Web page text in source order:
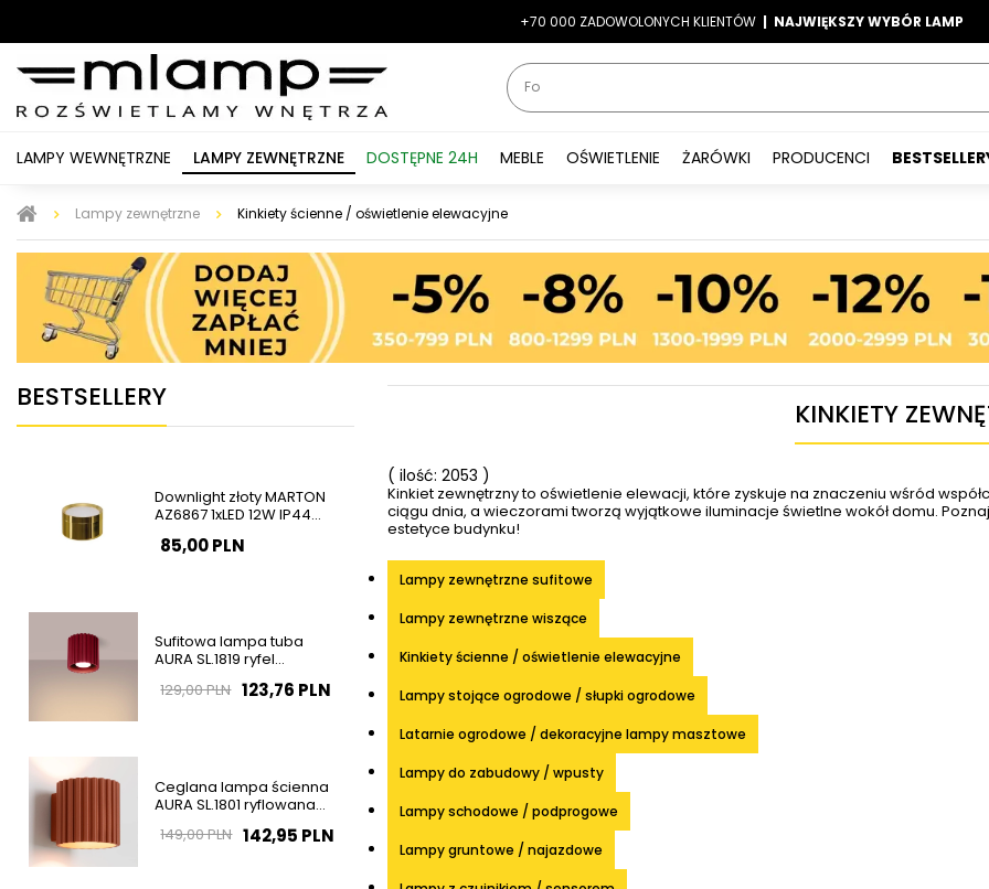
-7% LATO7
+70 000 ZADOWOLONYCH KLIENTÓW | NAJWIĘKSZY WYBÓR LAMP
| |
LAMPY WEWNĘTRZNE LAMPY ZEWNĘTRZNE DOSTĘPNE 24H MEBLE OŚWIETLENIE ŻARÓWKI PRODUCENCI
Lampy zewnętrzne Kinkiety ścienne / oświetlenie elewacyjne
BESTSELLERY
Downlight złoty MARTON
AZ6867 1xLED 12W IP44
85,00 PLN
Sufitowa lampa tuba
AURA SL.1819 ryfel
123,76 PLN
129,00 PLN
Ceglana lampa ścienna
AURA SL.1801 ryflowana
142,95 PLN
149,00 PLN
KINKIETY
( ilość: 2053 )
Kinkiet zewnętrzny to oświetlenie elewacji, które zyskuje na znaczeniu wśród
ciągu dnia, a wieczorami tworzą wyjątkowe iluminacje świetlne wokół domu.
estetyce budynku!
Lampy zewnętrzne sufitowe
Lampy zewnętrzne wiszące
Kinkiety ścienne / oświetlenie elewacyjne
Lampy stojące ogrodowe / słupki ogrodowe
Latarnie ogrodowe / dekoracyjne lampy masztowe
Lampy do zabudowy / wpusty
Lampy schodowe / podprogowe
Lampy gruntowe / najazdowe